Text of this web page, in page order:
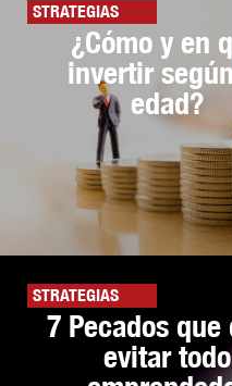
STRATEGIAS
¿Cómo y en
invertir
edad?
STRATEGIAS
7 Pecados que
evitar todo